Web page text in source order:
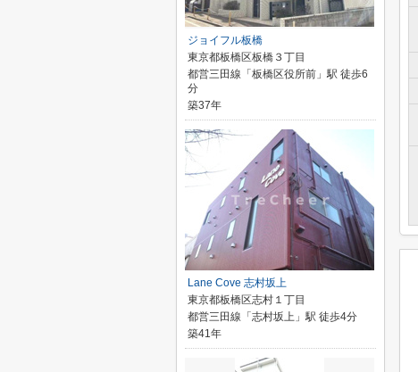
ジョイフル板橋
東京都板橋区板橋３丁目
都営三田線「板橋区役所前」駅 徒歩6
分
築37年
Lane Cove 志村坂上
東京都板橋区志村１丁目
都営三田線「志村坂上」駅 徒歩4分
築41年